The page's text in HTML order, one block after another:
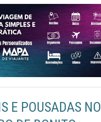
E POUSADAS NO